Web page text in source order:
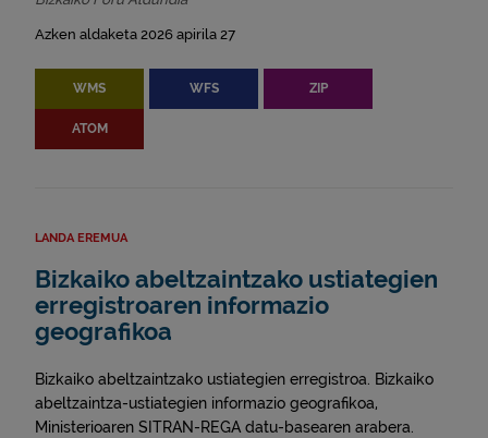
Azken aldaketa 2026 apirila 27
WMS WFS ZIP
ATOM
LANDA EREMUA
Bizkaiko abeltzaintzako ustiategien
erregistroaren informazio
geografikoa
Bizkaiko abeltzaintzako ustiategien erregistroa. Bizkaiko
abeltzaintza-ustiategien informazio geografikoa,
Ministerioaren SITRAN-REGA datu-basearen arabera.